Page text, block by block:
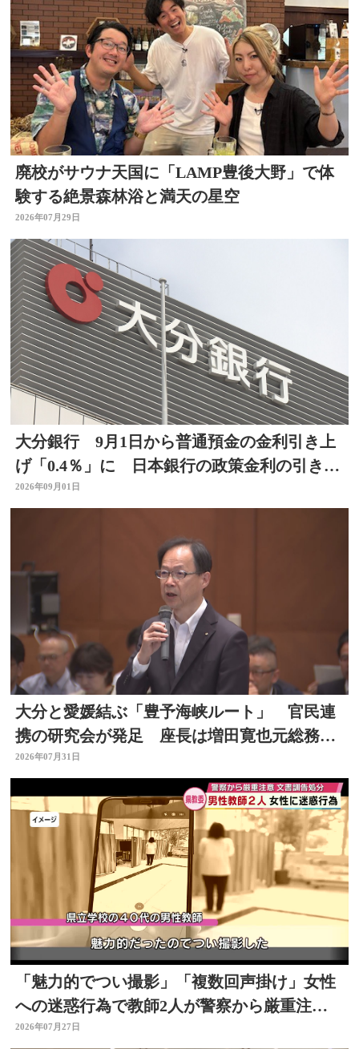
廃校がサウナ天国に「LAMP豊後大野」で体
験する絶景森林浴と満天の星空
2026年07月29日
大分銀行 9月1日から普通預金の金利引き上
げ「0.4％」に 日本銀行の政策金利の引き上
げを受け
2026年09月01日
大分と愛媛結ぶ「豊予海峡ルート」 官民連
携の研究会が発足 座長は増田寛也元総務大
臣 大分
2026年07月31日
「魅力的でつい撮影」「複数回声掛け」女性
への迷惑行為で教師2人が警察から厳重注
意 文書訓告に 大分
2026年07月27日